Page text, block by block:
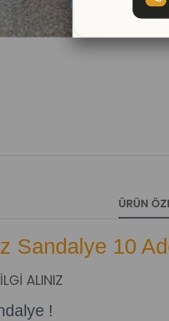
ÜRÜN
Sandalye 10
ALINIZ
!